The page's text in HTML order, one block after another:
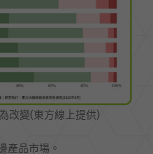
改變(東方線上提供)
產品市場。